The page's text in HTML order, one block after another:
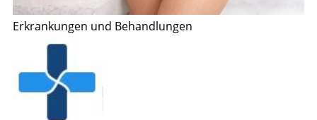
Erkrankungen und Behandlungen